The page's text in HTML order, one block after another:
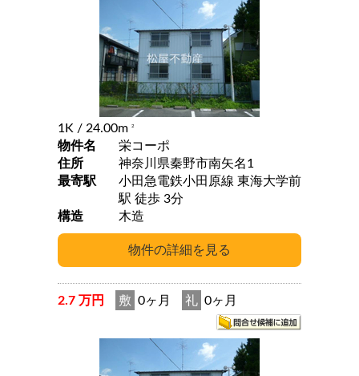
1K / 24.00m 2
物件名
栄コーポ
住所
神奈川県秦野市南矢名1
最寄駅
小田急電鉄小田原線 東海大学前
駅 徒歩 3分
構造
木造
2.7 万円 敷 0ヶ月 礼 0ヶ月